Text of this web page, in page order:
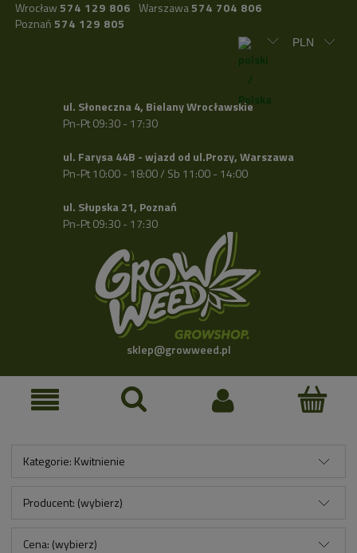
Wrocław 574 129 806 Warszawa574 704 806
Poznań 574 129 805
ul. Słoneczna 4, Bielany Wrocławskie
Pn-Pt 09:30 - 17:30
ul. Farysa 44B - wjazd od ul.Prozy, Warszawa
Pn-Pt 10:00 - 18:00 / Sb 11:00 - 14:00
ul. Słupska 21, Poznań
Pn-Pt 09:30 - 17:30
sklep@growweed.pl
Kategorie: Kwitnienie
Producent: (wybierz)
Cena: (wybierz)